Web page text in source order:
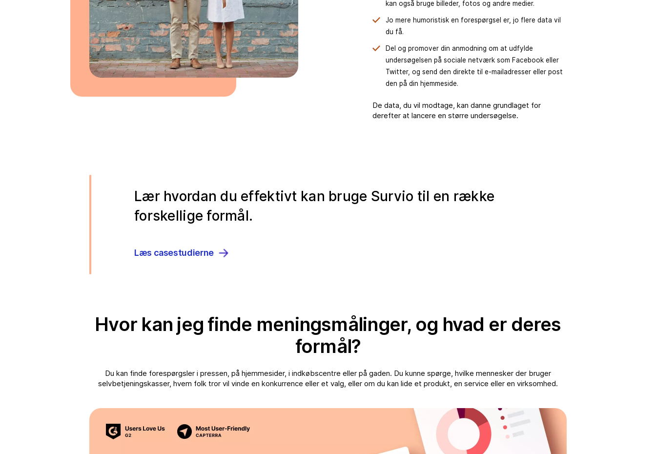
kan også bruge billeder, fotos og andre medier.
Jo mere humoristisk en forespørgsel er, jo flere data vil
du få.
Del og promover din anmodning om at udfylde
undersøgelsen på sociale netværk som Facebook eller
Twitter, og send den direkte til e-mailadresser eller post
den på din hjemmeside.
De data, du vil modtage, kan danne grundlaget for
derefter at lancere en større undersøgelse.
Lær hvordan du effektivt kan bruge Survio til en række
forskellige formål.
Læs casestudierne
Hvor kan jeg finde meningsmålinger, og hvad er deres
formål?
Du kan finde forespørgsler i pressen, på hjemmesider, i indkøbscentre eller på gaden. Du kunne spørge, hvilke mennesker der bruger
selvbetjeningskasser, hvem folk tror vil vinde en konkurrence eller et valg, eller om du kan lide et produkt, en service eller en virksomhed.